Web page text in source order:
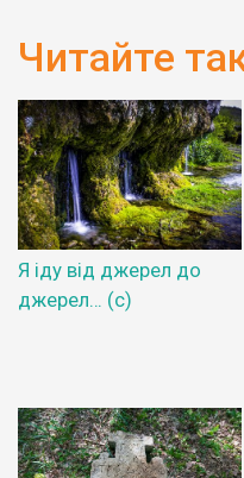
Читайте
Я іду від джерел до
джерел… (с)